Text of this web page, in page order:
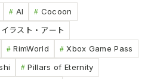
AI
Cocoon
イラスト・アート
RimWorld
Xbox Game Pass
Pillars of Eternity